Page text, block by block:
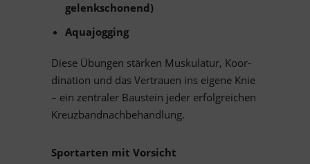
gelenkschonend)
Aqua­jog­ging
Diese Übun­gen stär­ken Mus­ku­la­tur, Ko­or­
di­na­tion und das Ver­trauen ins ei­gene Knie
– ein zen­tra­ler Bau­stein je­der er­folg­rei­chen
Kreuzbandnachbehandlung.
Sport­ar­ten mit Vorsicht